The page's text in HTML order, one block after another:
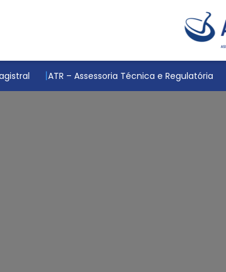
ATR – Assessoria Técnica e Regulatória